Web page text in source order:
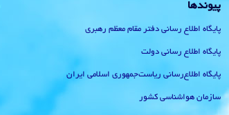
پیوندها
پایگاه اطلاع رسانی دفتر مقام معظم رهبری
پایگاه اطلاع رسانی دولت
پایگاه اطلاع‌رسانی ریاست‌جمهوری اسلامی ایران
سازمان هواشناسی کشور